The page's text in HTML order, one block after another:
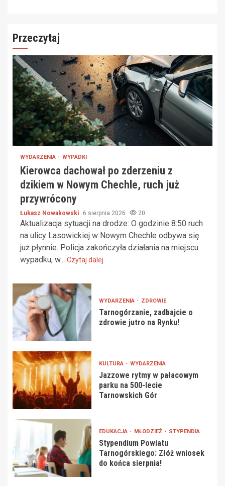
Przeczytaj
WYDARZENIA WYPADKI
Kierowca dachował po zderzeniu z
dzikiem w Nowym Chechle, ruch już
przywrócony
Łukasz Nowakowski 6 sierpnia 2026 20
Aktualizacja sytuacji na drodze: O godzinie 8:50 ruch
na ulicy Lasowickiej w Nowym Chechle odbywa się
już płynnie. Policja zakończyła działania na miejscu
wypadku, w... Czytaj dalej
WYDARZENIA ZDROWIE
Tarnogórzanie, zadbajcie o
zdrowie jutro na Rynku!
KULTURA WYDARZENIA
Jazzowe rytmy w pałacowym
parku na 500-lecie
Tarnowskich Gór
EDUKACJA MŁODZIEŻ STYPENDIA
Stypendium Powiatu
Tarnogórskiego: Złóż wniosek
do końca sierpnia!